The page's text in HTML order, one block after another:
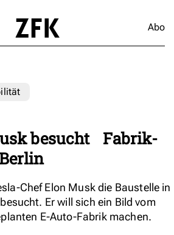
Abo
besucht Fabrik-
Chef Elon Musk die Baustelle in
Er will sich ein Bild vom
E-Auto-Fabrik machen.